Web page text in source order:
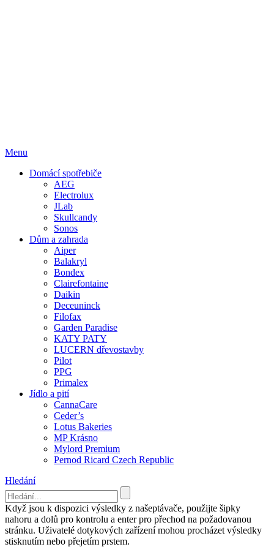
Menu
Domácí spotřebiče
AEG
Electrolux
JLab
Skullcandy
Sonos
Dům a zahrada
Aiper
Balakryl
Bondex
Clairefontaine
Daikin
Deceuninck
Filofax
Garden Paradise
KATY PATY
LUCERN dřevostavby
Pilot
PPG
Primalex
Jídlo a pití
CannaCare
Ceder’s
Lotus Bakeries
MP Krásno
Mylord Premium
Pernod Ricard Czech Republic
Hledání
Když jsou k dispozici výsledky z našeptávače, použijte šipky
nahoru a dolů pro kontrolu a enter pro přechod na požadovanou
stránku. Uživatelé dotykových zařízení mohou procházet výsledky
stisknutím nebo přejetím prstem.